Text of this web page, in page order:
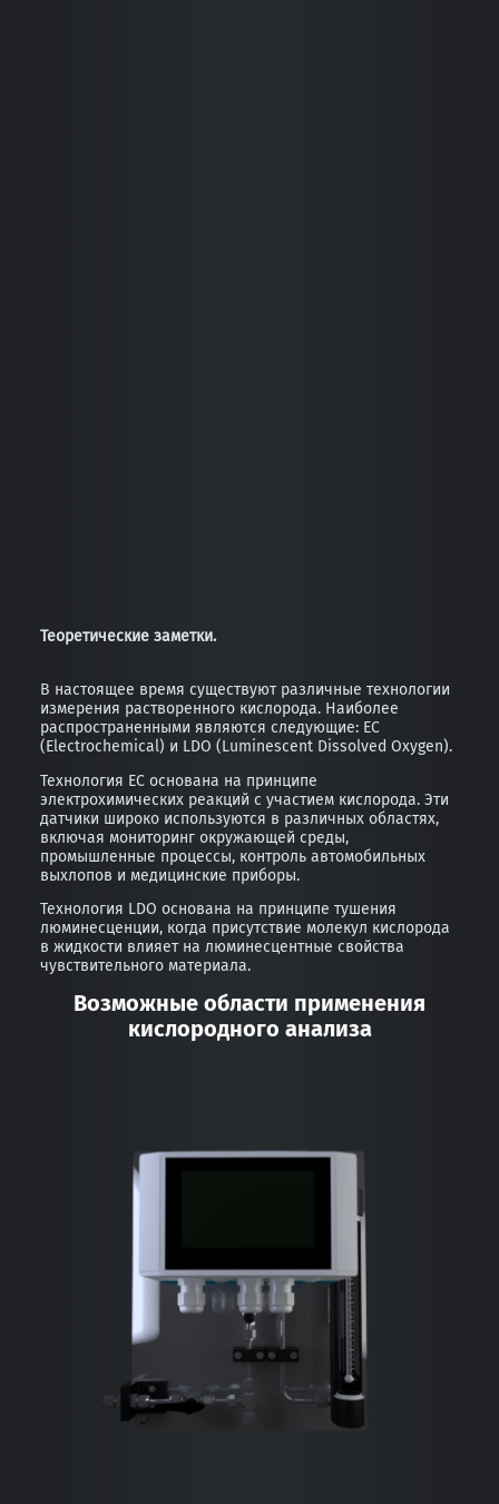
Теоретические заметки.
В настоящее время существуют различные технологии
измерения растворенного кислорода. Наиболее
распространенными являются следующие: EC
(Electrochemical) и LDO (Luminescent Dissolved Oxygen).
Технология EC основана на принципе
электрохимических реакций с участием кислорода. Эти
датчики широко используются в различных областях,
включая мониторинг окружающей среды,
промышленные процессы, контроль автомобильных
выхлопов и медицинские приборы.
Технология LDO основана на принципе тушения
люминесценции, когда присутствие молекул кислорода
в жидкости влияет на люминесцентные свойства
чувствительного материала.
Возможные области применения
кислородного анализа